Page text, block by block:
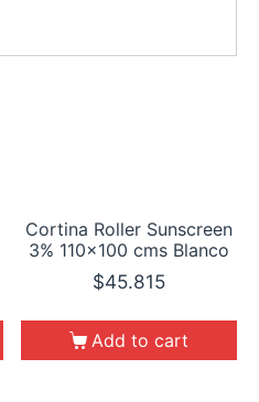
Cortina Roller Sunscreen
3% 110×100 cms Blanco
$45.815
Add to cart